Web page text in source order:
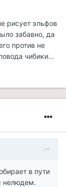
рисует эльфов
забавно, да
против не
чибики...
в пути
нелюдем.